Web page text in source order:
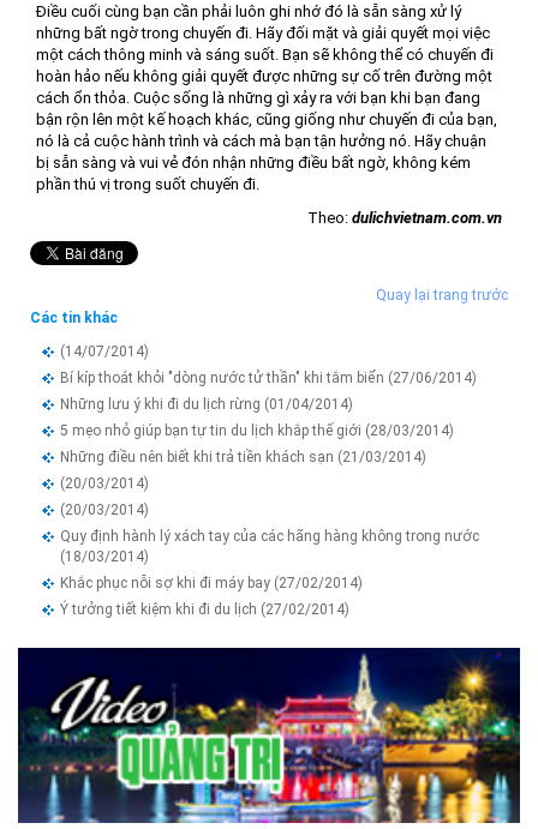
Điều cuối cùng bạn cần phải luôn ghi nhớ đó là sẵn sàng xử lý
những bất ngờ trong chuyến đi. Hãy đối mặt và giải quyết mọi việc
một cách thông minh và sáng suốt. Bạn sẽ không thể có chuyến đi
hoàn hảo nếu không giải quyết được những sự cố trên đường một
cách ổn thỏa. Cuộc sống là những gì xảy ra với bạn khi bạn đang
bận rộn lên một kế hoạch khác, cũng giống như chuyến đi của bạn,
nó là cả cuộc hành trình và cách mà bạn tận hưởng nó. Hãy chuận
bị sẵn sàng và vui vẻ đón nhận những điều bất ngờ, không kém
phần thú vị trong suốt chuyến đi.
Theo: dulichvietnam.com.vn
Quay lại trang trước
Các tin khác
(14/07/2014)
Bí kíp thoát khỏi "dòng nước tử thần" khi tắm biển (27/06/2014)
Những lưu ý khi đi du lịch rừng (01/04/2014)
5 mẹo nhỏ giúp bạn tự tin du lịch khắp thế giới (28/03/2014)
Những điều nên biết khi trả tiền khách sạn (21/03/2014)
(20/03/2014)
(20/03/2014)
Quy định hành lý xách tay của các hãng hàng không trong nước
(18/03/2014)
Khắc phục nỗi sợ khi đi máy bay (27/02/2014)
Ý tưởng tiết kiệm khi đi du lịch (27/02/2014)